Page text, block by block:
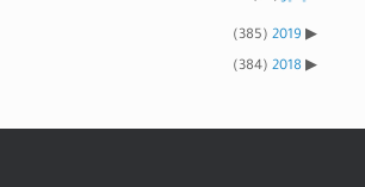
2019
(385)
2018
(384)